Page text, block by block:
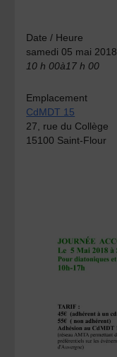
Date / Heure
samedi 05 mai 2018
10 h 00à17 h 00
Emplacement
CdMDT 15
27, rue du Collège
15100 Saint-Flour